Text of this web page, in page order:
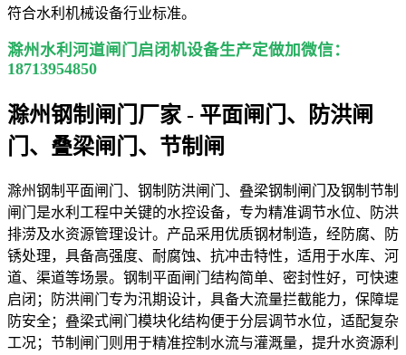
符合水利机械设备行业标准。
滁州水利河道闸门启闭机设备生产定做加微信：
18713954850
滁州钢制闸门厂家 - 平面闸门、防洪闸
门、叠梁闸门、节制闸
滁州钢制平面闸门、钢制防洪闸门、叠梁钢制闸门及钢制节制
闸门是水利工程中关键的水控设备，专为精准调节水位、防洪
排涝及水资源管理设计。产品采用优质钢材制造，经防腐、防
锈处理，具备高强度、耐腐蚀、抗冲击特性，适用于水库、河
道、渠道等场景。钢制平面闸门结构简单、密封性好，可快速
启闭；防洪闸门专为汛期设计，具备大流量拦截能力，保障堤
防安全；叠梁式闸门模块化结构便于分层调节水位，适配复杂
工况；节制闸门则用于精准控制水流与灌溉量，提升水资源利